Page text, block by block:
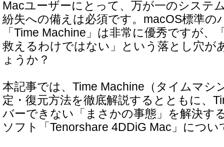
Macユーザーにとって、万が一のシステ
紛失への備えは必須です。macOS標準の
「Time Machine」は非常に優秀ですが、
救えるわけではない」という落とし穴が
ょうか？
本記事では、Time Machine（タイムマシ
定・復元方法を徹底解説するとともに、
バーできない「まさかの事態」を解決す
ソフト「Tenorshare 4DDiG Mac」につ